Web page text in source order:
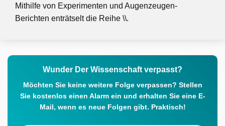
Mithilfe von Experimenten und Augenzeugen-
Berichten enträtselt die Reihe \\.
Wunder Der Wissenschaft verpasst?
Möchten Sie keine weitere Folge verpassen? Stellen
Sie kostenlos einen Alarm ein und erhalten Sie eine E-
Mail, wenn es neue Folgen gibt. Praktisch!